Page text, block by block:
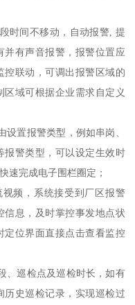
时间不移动，自动报警, 提
并有声音报警，报警位置应
控联动，可调出报警区域的
域可根据企业需求自定义
置报警类型，例如串岗、
报警类型，可以设定生效时
速完成电子围栏圈定；
频，系统接受到厂区报警
信息，及时掌控事发地点状
定位界面直接点击查看监控
、巡检点及巡检时长，如有
历史巡检记录，实现巡检过